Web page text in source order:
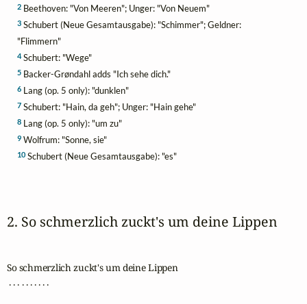
2Beethoven: "Von Meeren"; Unger: "Von Neuem"
3Schubert (Neue Gesamtausgabe): "Schimmer"; Geldner:
"Flimmern"
4Schubert: "Wege"
5Backer-Grøndahl adds "Ich sehe dich."
6Lang (op. 5 only): "dunklen"
7Schubert: "Hain, da geh"; Unger: "Hain gehe"
8Lang (op. 5 only): "um zu"
9Wolfrum: "Sonne, sie"
10Schubert (Neue Gesamtausgabe): "es"
2. So schmerzlich zuckt's um deine Lippen
So schmerzlich zuckt's um deine Lippen
. . . . . . . . . .